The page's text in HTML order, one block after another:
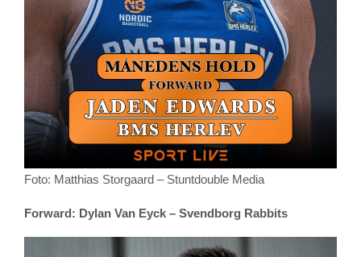
Foto: Matthias Storgaard – Stuntdouble Media
Forward: Dylan Van Eyck – Svendborg Rabbits